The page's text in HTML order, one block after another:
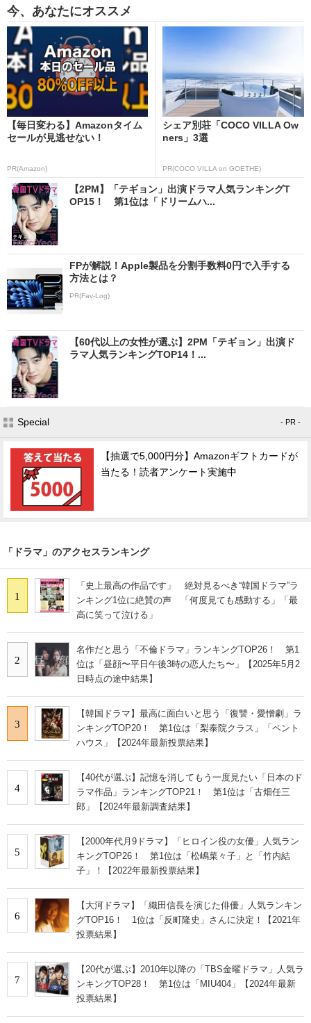
今、あなたにオススメ
【毎日変わる】Amazonタイム
セールが見逃せない！
PR(Amazon)
シェア別荘「COCO VILLA Ow
ners」3選
PR(COCO VILLA on GOETHE)
【2PM】「テギョン」出演ドラマ人気ランキングT
OP15！ 第1位は「ドリームハ...
FPが解説！Apple製品を分割手数料0円で入手する
方法とは？
PR(Fav-Log)
【60代以上の女性が選ぶ】2PM「テギョン」出演ド
ラマ人気ランキングTOP14！...
Special - PR -
【抽選で5,000円分】Amazonギフトカードが
当たる！読者アンケート実施中
「ドラマ」のアクセスランキング
1
「史上最高の作品です」 絶対見るべき“韓国ドラマ”ラ
ンキング1位に絶賛の声 「何度見ても感動する」「最
高に笑って泣ける」
2
名作だと思う「不倫ドラマ」ランキングTOP26！ 第1
位は「昼顔〜平日午後3時の恋人たち〜」【2025年5月2
日時点の途中結果】
3
【韓国ドラマ】最高に面白いと思う「復讐・愛憎劇」ラ
ンキングTOP20！ 第1位は「梨泰院クラス」「ペント
ハウス」【2024年最新投票結果】
4
【40代が選ぶ】記憶を消してもう一度見たい「日本のド
ラマ作品」ランキングTOP21！ 第1位は「古畑任三
郎」【2024年最新調査結果】
5
【2000年代月9ドラマ】「ヒロイン役の女優」人気ラン
キングTOP26！ 第1位は「松嶋菜々子」と「竹内結
子」！【2022年最新投票結果】
6
【大河ドラマ】「織田信長を演じた俳優」人気ランキン
グTOP16！ 1位は「反町隆史」さんに決定！【2021年
投票結果】
7
【20代が選ぶ】2010年以降の「TBS金曜ドラマ」人気ラ
ンキングTOP28！ 第1位は「MIU404」【2024年最新
投票結果】